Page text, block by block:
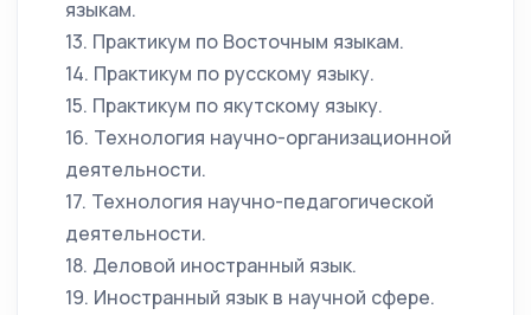
языкам.
13. Практикум по Восточным языкам.
14. Практикум по русскому языку.
15. Практикум по якутскому языку.
16. Технология научно-организационной
деятельности.
17. Технология научно-педагогической
деятельности.
18. Деловой иностранный язык.
19. Иностранный язык в научной сфере.